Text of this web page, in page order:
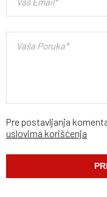
Pre postavljanja
uslovima korišćenja